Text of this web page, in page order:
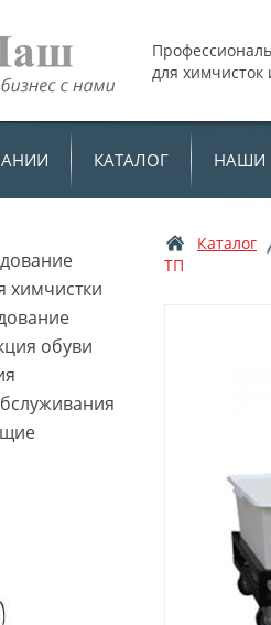
для
КАТАЛОГ НАШИ
химчистки
обуви
Каталог
ТП